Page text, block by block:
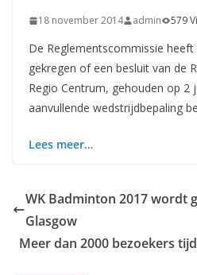
18 november 2014 admin 579
De Reglementscommissie
gekregen of een besluit van de
Regio Centrum, gehouden op 2
aanvullende wedstrijdbepaling
Lees meer…
WK Badminton 2017 wordt
Glasgow
Meer dan 2000 bezoekers